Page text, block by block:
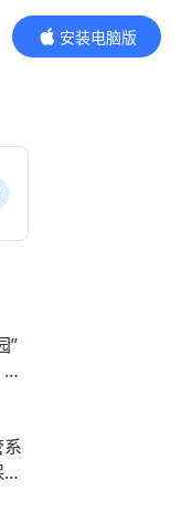
安装电脑版
内容更精彩
”